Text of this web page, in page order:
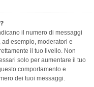
il numero di messaggi
esempio, moderatori e
il tuo livello. Non
solo per aumentare il tuo
comportamento e
dei tuoi messaggi.